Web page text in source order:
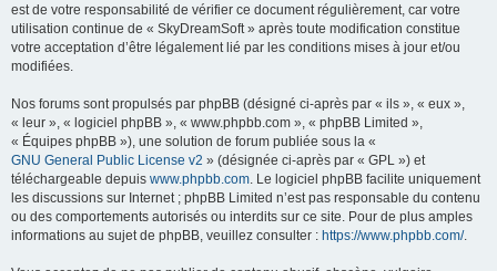
est de votre responsabilité de vérifier ce document régulièrement, car votre
utilisation continue de « SkyDreamSoft » après toute modification constitue
votre acceptation d’être légalement lié par les conditions mises à jour et/ou
modifiées.
Nos forums sont propulsés par phpBB (désigné ci-après par « ils », « eux »,
« leur », « logiciel phpBB », « www.phpbb.com », « phpBB Limited »,
« Équipes phpBB »), une solution de forum publiée sous la «
GNU General Public License v2 » (désignée ci-après par « GPL ») et
téléchargeable depuis www.phpbb.com. Le logiciel phpBB facilite uniquement
les discussions sur Internet ; phpBB Limited n’est pas responsable du contenu
ou des comportements autorisés ou interdits sur ce site. Pour de plus amples
informations au sujet de phpBB, veuillez consulter : https://www.phpbb.com/.